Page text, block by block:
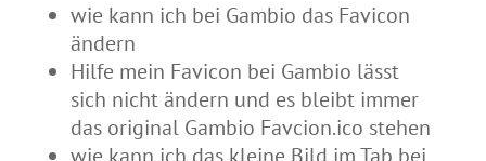
wie kann ich bei Gambio das Favicon
ändern
Hilfe mein Favicon bei Gambio lässt
sich nicht ändern und es bleibt immer
das original Gambio Favcion.ico stehen